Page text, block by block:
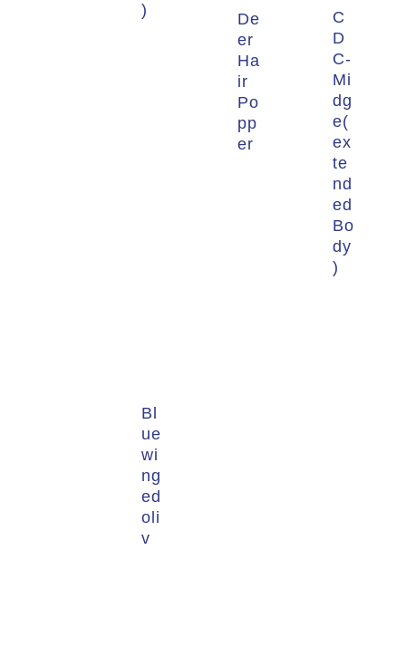
)
De
er
Ha
ir
Po
pp
er
C
D
C-
Mi
dg
e(
ex
te
nd
ed
Bo
dy
)
Bl
ue
wi
ng
ed
oli
v